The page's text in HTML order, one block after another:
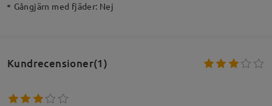
Gångjärn med fjäder: Nej
Kundrecensioner(1)